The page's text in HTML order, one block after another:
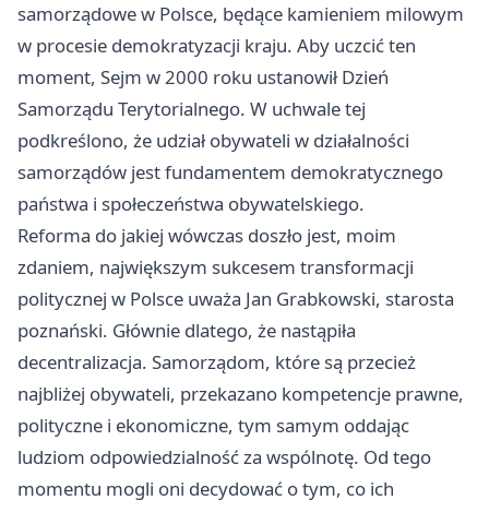
samorządowe w Polsce, będące kamieniem milowym
w procesie demokratyzacji kraju. Aby uczcić ten
moment, Sejm w 2000 roku ustanowił Dzień
Samorządu Terytorialnego. W uchwale tej
podkreślono, że udział obywateli w działalności
samorządów jest fundamentem demokratycznego
państwa i społeczeństwa obywatelskiego.
Reforma do jakiej wówczas doszło jest, moim
zdaniem, największym sukcesem transformacji
politycznej w Polsce uważa Jan Grabkowski, starosta
poznański. Głównie dlatego, że nastąpiła
decentralizacja. Samorządom, które są przecież
najbliżej obywateli, przekazano kompetencje prawne,
polityczne i ekonomiczne, tym samym oddając
ludziom odpowiedzialność za wspólnotę. Od tego
momentu mogli oni decydować o tym, co ich